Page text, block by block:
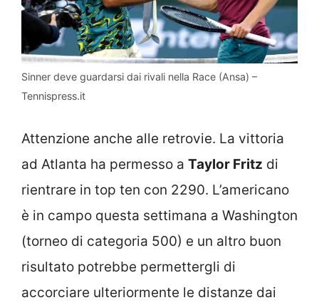
Sinner deve guardarsi dai rivali nella Race (Ansa) –
Tennispress.it
Attenzione anche alle retrovie. La vittoria
ad Atlanta ha permesso a Taylor Fritz di
rientrare in top ten con 2290. L’americano
è in campo questa settimana a Washington
(torneo di categoria 500) e un altro buon
risultato potrebbe permettergli di
accorciare ulteriormente le distanze dai